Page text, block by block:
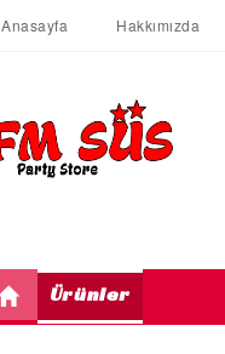
Anasayfa Hakkımızda
Ürünler